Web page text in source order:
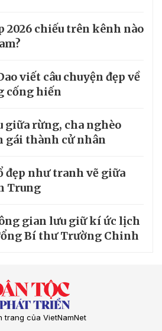
2026 chiếu trên kênh nào
viết câu chuyện đẹp về
cống hiến
giữa rừng, cha nghèo
gái thành cử nhân
đẹp như tranh vẽ giữa
Trung
gian lưu giữ kí ức lịch
Bí thư Trường Chinh
trang của VietNamNet